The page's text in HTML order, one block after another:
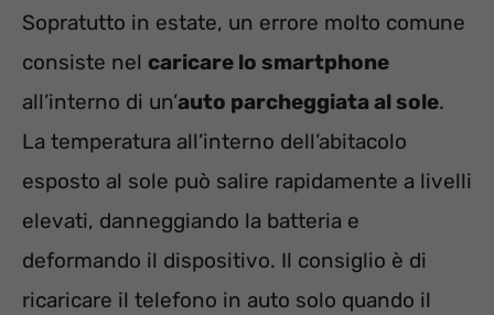
Sopratutto in estate, un errore molto comune
consiste nel caricare lo smartphone
all’interno di un’auto parcheggiata al sole.
La temperatura all’interno dell’abitacolo
esposto al sole può salire rapidamente a livelli
elevati, danneggiando la batteria e
deformando il dispositivo. Il consiglio è di
ricaricare il telefono in auto solo quando il